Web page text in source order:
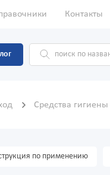
Контакты
Средства
по применению